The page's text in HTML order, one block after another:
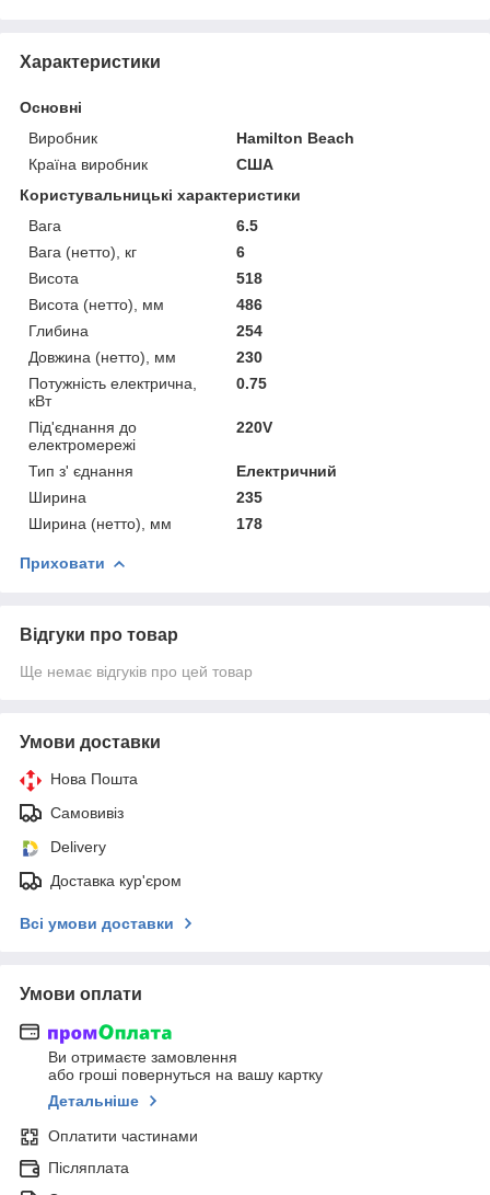
Характеристики
Основні
Виробник
Hamilton Beach
Країна виробник
США
Користувальницькі характеристики
Вага
6.5
Вага (нетто), кг
6
Висота
518
Висота (нетто), мм
486
Глибина
254
Довжина (нетто), мм
230
Потужність електрична,
кВт
0.75
Під'єднання до
електромережі
220V
Тип з' єднання
Електричний
Ширина
235
Ширина (нетто), мм
178
Приховати
Відгуки про товар
Ще немає відгуків про цей товар
Умови доставки
Нова Пошта
Самовивіз
Delivery
Доставка кур'єром
Всі умови доставки
Умови оплати
Ви отримаєте замовлення
або гроші повернуться на вашу картку
Детальніше
Оплатити частинами
Післяплата